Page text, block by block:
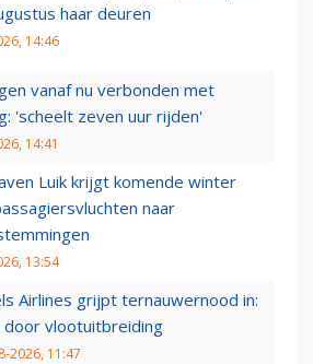
haar deuren
14:46
vanaf nu verbonden met
'scheelt zeven uur rijden'
14:41
Luik krijgt komende winter
naar
13:54
Airlines grijpt ternauwernood in:
vlootuitbreiding
2026, 11:47